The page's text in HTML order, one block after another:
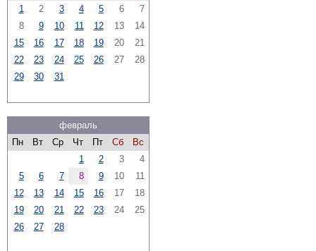
1
2 3 4 5 6
7
8
9 10 11 12 13
14
15
16 17 18 19 20
21
22
23 24 25 26 27
28
29
30 31
февраль
Пн
Вт Ср Чт Пт Сб
Вс
1
2 3
4
5
6 7 8 9 10
11
12
13 14 15 16 17
18
19
20 21 22 23 24
25
26
27 28